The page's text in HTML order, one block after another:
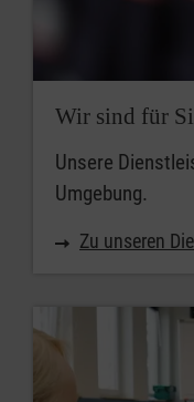
Wir sind für
Unsere
Umgebung.
Zu unseren